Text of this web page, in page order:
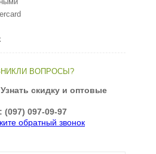
ВОПРОСЫ?
Узнать скидку и оптовые
(097) 097-09-97
обратный звонок